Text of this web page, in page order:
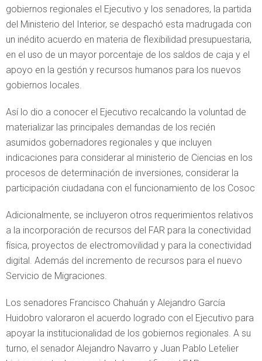
gobiernos regionales el Ejecutivo y los senadores, la partida
del Ministerio del Interior, se despachó esta madrugada con
un inédito acuerdo en materia de flexibilidad presupuestaria,
en el uso de un mayor porcentaje de los saldos de caja y el
apoyo en la gestión y recursos humanos para los nuevos
gobiernos locales.
Así lo dio a conocer el Ejecutivo recalcando la voluntad de
materializar las principales demandas de los recién
asumidos gobernadores regionales y que incluyen
indicaciones para considerar al ministerio de Ciencias en los
procesos de determinación de inversiones, considerar la
participación ciudadana con el funcionamiento de los Cosoc
Adicionalmente, se incluyeron otros requerimientos relativos
a la incorporación de recursos del FAR para la conectividad
física, proyectos de electromovilidad y para la conectividad
digital. Además del incremento de recursos para el nuevo
Servicio de Migraciones.
Los senadores Francisco Chahuán y Alejandro García
Huidobro valoraron el acuerdo logrado con el Ejecutivo para
apoyar la institucionalidad de los gobiernos regionales. A su
turno, el senador Alejandro Navarro y Juan Pablo Letelier